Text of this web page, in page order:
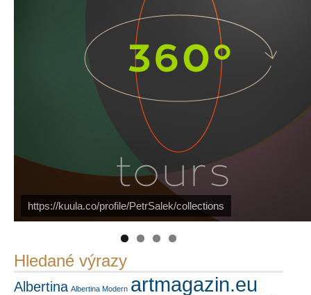
https://kuula.co/profile/PetrSalek/collections
FotoVideo.cz
PetrSalek.com
Hledané výrazy
Albertina Albertina Modern artmagazin.eu